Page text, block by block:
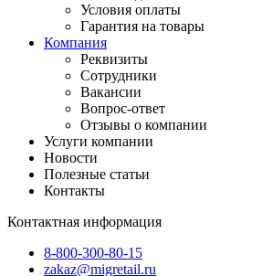
Условия оплаты
Гарантия на товары
Компания
Реквизиты
Сотрудники
Вакансии
Вопрос-ответ
Отзывы о компании
Услуги компании
Новости
Полезные статьи
Контакты
Контактная информация
8-800-300-80-15
zakaz@migretail.ru